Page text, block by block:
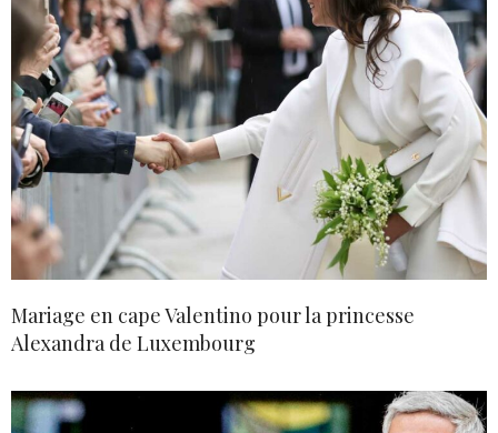
Mariage en cape Valentino pour la princesse
Alexandra de Luxembourg